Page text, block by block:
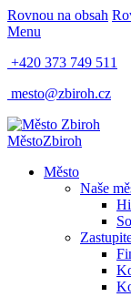
Rovnou na obsah
Menu
+420 373 749 511
mesto@zbiroh.cz
MěstoZbiroh
Město
Naše